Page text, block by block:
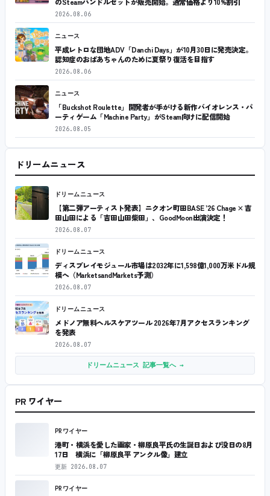
2026.08.06
ニュース
平成レトロな団地ADV「Danchi Days」が10月30日に発売決定。
認知症のおばあちゃんのために夏祭り復活を目指す
2026.08.06
ニュース
「Buckshot Roulette」開発者が手がける新作バイオレンス・パ
ーティゲーム「Machine Party」がSteam向けに配信開始
2026.08.05
ドリームニュース
ドリームニュース
【第二弾アーティスト発表】ニクオン町田BASE ’26 Chage × 吉
田山田による「吉田山田柴田」、GoodMoon出演決定！
2026.08.07
ドリームニュース
ディスプレイモジュール市場は2032年に1,598億1,000万米ドル規
模へ（MarketsandMarkets予測）
2026.08.07
ドリームニュース
メドノア無料ヘルスケアツール 2026年7月アクセスランキング
を発表
2026.08.07
ドリームニュース 記事一覧へ →
PR ワイヤー
PRワイヤー
港町・横浜を愛した画家・柳原良平氏の生誕日および没日の8月
17日 横浜に「柳原良平 アンクル像」建立
更新 2026.08.07
PRワイヤー